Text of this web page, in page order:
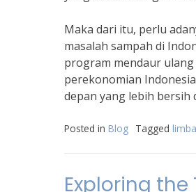
Maka dari itu, perlu
masalah sampah di
program mendaur
perekonomian
depan yang lebih bersih
Posted in Blog Tagged
Exploring